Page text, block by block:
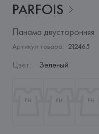
PARFOIS
Панама двусторонняя
Артикул товара: 212465
Цвет: Зеленый